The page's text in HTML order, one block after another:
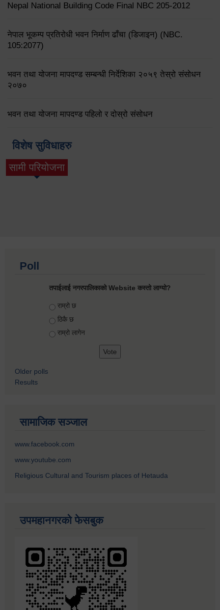
Nepal National Building Code Final NBC 205-2012
नेपाल भूकम्प प्रतिरोधी भवन निर्माण ढाँचा (डिजाइन) (NBC.
105:2077)
भवन तथा योजना मापदण्ड सम्बन्धी निर्देशिका २०५९ तेस्रो संसोधन
२०७०
भवन तथा योजना मापदण्ड पहिलो र दोस्रो संसोधन
विशेष सुविधाहरु
सामी परियोजना
(active tab)
Poll
तपाईलाई नगरपालिकाको Website कस्तो लाग्यो?
Choices
राम्रो छ
ठिकै छ
राम्रो लागेन
Older polls
Results
सामाजिक सञ्जाल
www.facebook.com
www.youtube.com
Religious Cultural and Tourism places of Hetauda
उपमहानगरको फेसबुक